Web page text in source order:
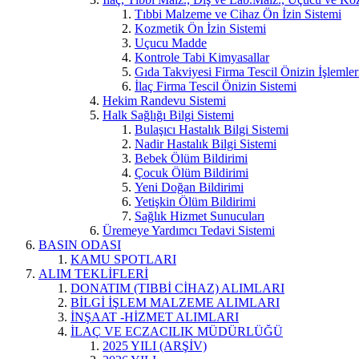
Tıbbi Malzeme ve Cihaz Ön İzin Sistemi
Kozmetik Ön İzin Sistemi
Uçucu Madde
Kontrole Tabi Kimyasallar
Gıda Takviyesi Firma Tescil Önizin
İlaç Firma Tescil Önizin Sistemi
Hekim Randevu Sistemi
Halk Sağlığı Bilgi Sistemi
Bulaşıcı Hastalık Bilgi Sistemi
Nadir Hastalık Bilgi Sistemi
Bebek Ölüm Bildirimi
Çocuk Ölüm Bildirimi
Yeni Doğan Bildirimi
Yetişkin Ölüm Bildirimi
Sağlık Hizmet Sunucuları
Üremeye Yardımcı Tedavi Sistemi
BASIN ODASI
KAMU SPOTLARI
ALIM TEKLİFLERİ
DONATIM (TIBBİ CİHAZ) ALIMLARI
BİLGİ İŞLEM MALZEME ALIMLARI
İNŞAAT -HİZMET ALIMLARI
İLAÇ VE ECZACILIK MÜDÜRLÜĞÜ
2025 YILI (ARŞİV)